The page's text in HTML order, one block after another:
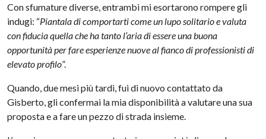
Con sfumature diverse, entrambi mi esortarono rompere gli
indugi: “Piantala di comportarti come un lupo solitario e valuta
con fiducia quella che ha tanto l’aria di essere una buona
opportunità per fare esperienze nuove al fianco di professionisti di
elevato profilo”.
Quando, due mesi più tardi, fui di nuovo contattato da
Gisberto, gli confermai la mia disponibilità a valutare una sua
proposta e a fare un pezzo di strada insieme.